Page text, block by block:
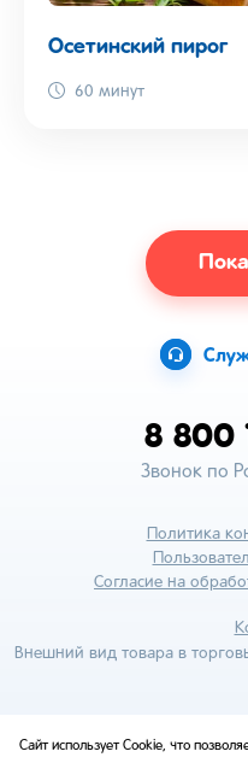
Осетинский пирог
60 минут
8 800
Звонок по
Политика
Согласие на
Внешний вид товара в
Сайт использует Cookie, что